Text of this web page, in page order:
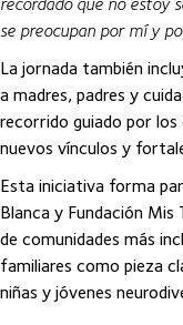
se preocupan por mí y
La jornada también
a madres, padres y
recorrido guiado por
nuevos vínculos y
Esta iniciativa forma
Blanca y Fundación
de comunidades más
familiares como pieza
niñas y jóvenes